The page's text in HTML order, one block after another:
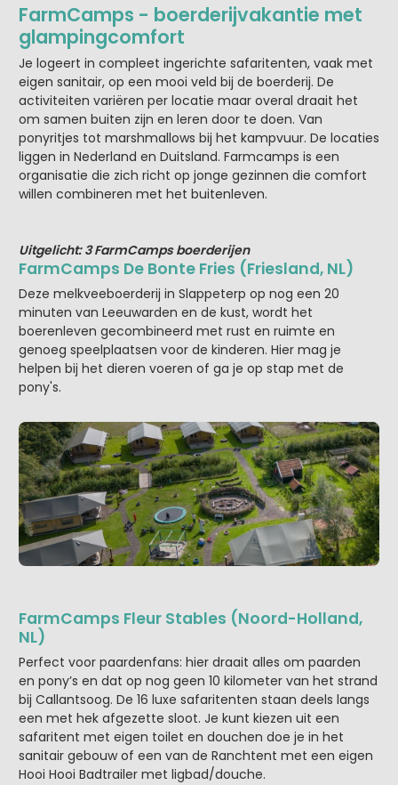
FarmCamps - boerderijvakantie met
glampingcomfort
Je logeert in compleet ingerichte safaritenten, vaak met
eigen sanitair, op een mooi veld bij de boerderij. De
activiteiten variëren per locatie maar overal draait het
om samen buiten zijn en leren door te doen. Van
ponyritjes tot marshmallows bij het kampvuur. De locaties
liggen in Nederland en Duitsland. Farmcamps is een
organisatie die zich richt op jonge gezinnen die comfort
willen combineren met het buitenleven.
Uitgelicht: 3 FarmCamps boerderijen
FarmCamps De Bonte Fries (Friesland, NL)
Deze melkveeboerderij in Slappeterp op nog een 20
minuten van Leeuwarden en de kust, wordt het
boerenleven gecombineerd met rust en ruimte en
genoeg speelplaatsen voor de kinderen. Hier mag je
helpen bij het dieren voeren of ga je op stap met de
pony's.
FarmCamps Fleur Stables (Noord-Holland,
NL)
Perfect voor paardenfans: hier draait alles om paarden
en pony’s en dat op nog geen 10 kilometer van het strand
bij Callantsoog. De 16 luxe safaritenten staan deels langs
een met hek afgezette sloot. Je kunt kiezen uit een
safaritent met eigen toilet en douchen doe je in het
sanitair gebouw of een van de Ranchtent met een eigen
Hooi Hooi Badtrailer met ligbad/douche.